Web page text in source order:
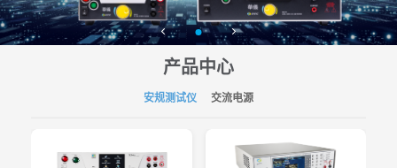
产品中心
安规测试仪 交流电源